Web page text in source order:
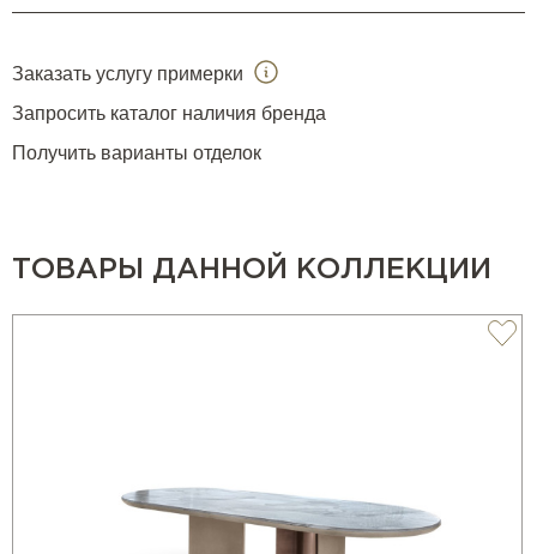
Заказать услугу примерки
Запросить каталог наличия бренда
Получить варианты отделок
ТОВАРЫ ДАННОЙ КОЛЛЕКЦИИ